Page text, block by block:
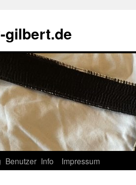
gilbert.de
Benutzer Info Impressum